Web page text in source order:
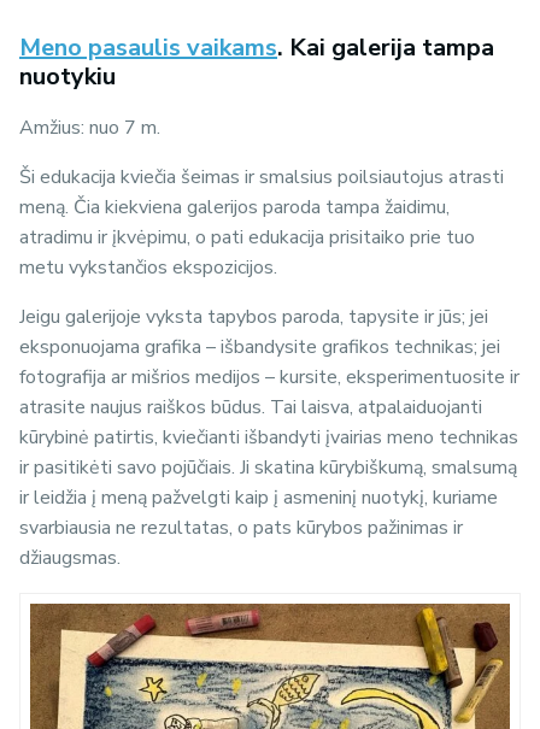
Meno pasaulis vaikams. Kai galerija tampa
nuotykiu
Amžius: nuo 7 m.
Ši edukacija kviečia šeimas ir smalsius poilsiautojus atrasti
meną. Čia kiekviena galerijos paroda tampa žaidimu,
atradimu ir įkvėpimu, o pati edukacija prisitaiko prie tuo
metu vykstančios ekspozicijos.
Jeigu galerijoje vyksta tapybos paroda, tapysite ir jūs; jei
eksponuojama grafika – išbandysite grafikos technikas; jei
fotografija ar mišrios medijos – kursite, eksperimentuosite ir
atrasite naujus raiškos būdus. Tai laisva, atpalaiduojanti
kūrybinė patirtis, kviečianti išbandyti įvairias meno technikas
ir pasitikėti savo pojūčiais. Ji skatina kūrybiškumą, smalsumą
ir leidžia į meną pažvelgti kaip į asmeninį nuotykį, kuriame
svarbiausia ne rezultatas, o pats kūrybos pažinimas ir
džiaugsmas.